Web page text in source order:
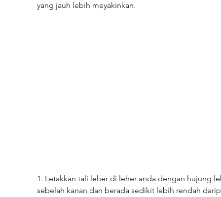
yang jauh lebih meyakinkan.
1. Letakkan tali leher di leher anda dengan hujung
sebelah kanan dan berada sedikit lebih rendah